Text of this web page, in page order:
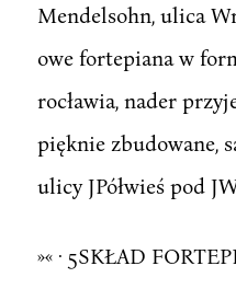
Mendelsohn, ulica
owe fortepiana w
rocławia, nader
pięknie zbudowane,
ulicy JPółwieś pod JW
»« · 5SKŁAD